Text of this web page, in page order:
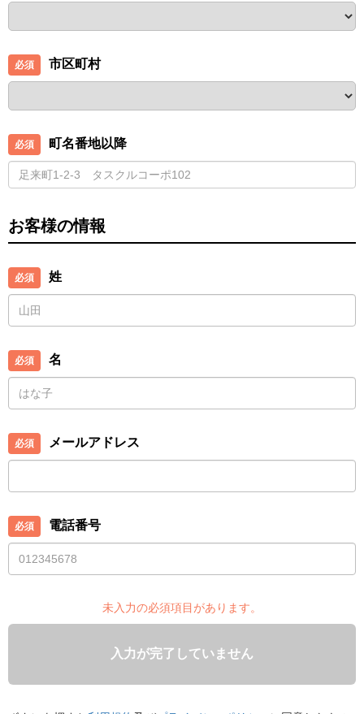
市区町村
町名番地以降
お客様の情報
姓
名
メールアドレス
電話番号
未入力の必須項目があります。